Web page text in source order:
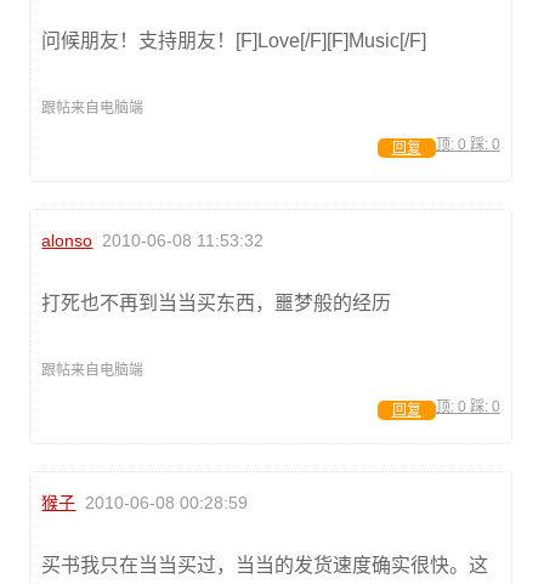
问候朋友！支持朋友！[F]Love[/F][F]Music[/F]
跟帖来自电脑端
顶: 0 踩: 0
回复
alonso 2010-06-08 11:53:32
打死也不再到当当买东西，噩梦般的经历
跟帖来自电脑端
顶: 0 踩: 0
回复
猴子 2010-06-08 00:28:59
买书我只在当当买过，当当的发货速度确实很快。这